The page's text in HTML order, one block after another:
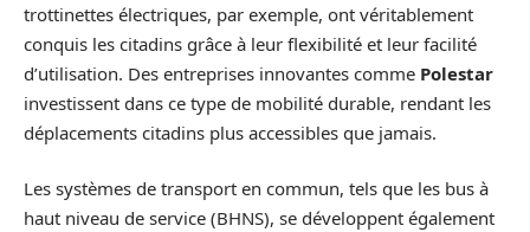
trottinettes électriques, par exemple, ont véritablement
conquis les citadins grâce à leur flexibilité et leur facilité
d’utilisation. Des entreprises innovantes comme Polestar
investissent dans ce type de mobilité durable, rendant les
déplacements citadins plus accessibles que jamais.
Les systèmes de transport en commun, tels que les bus à
haut niveau de service (BHNS), se développent également